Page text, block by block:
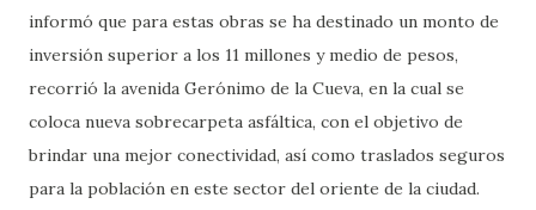
informó que para estas obras se ha destinado un monto de
inversión superior a los 11 millones y medio de pesos,
recorrió la avenida Gerónimo de la Cueva, en la cual se
coloca nueva sobrecarpeta asfáltica, con el objetivo de
brindar una mejor conectividad, así como traslados seguros
para la población en este sector del oriente de la ciudad.